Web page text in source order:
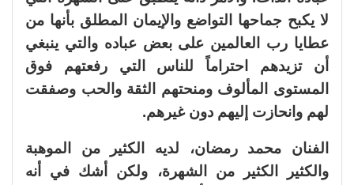
لا يكبح جماحها التواضع والإيمان المطلق بأنها من
عطايا رب العالمين على بعض عباده والتي ينبغي
أن تزيدهم احتراماً للناس التي رفعتهم فوق
المستوى المألوف ومنحتهم الثقة والحب وصفقت
لهم وانحازت إليهم دون غيرهم.
الفنان محمد رمضان، لديه الكثير من الموهبة
والكثير الكثير من الشهرة، ولكن أشك في أنه